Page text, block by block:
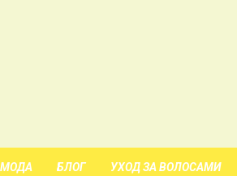
МОДА БЛОГ УХОД ЗА ВОЛОСАМИ